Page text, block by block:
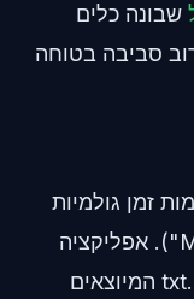
שבונה כלים
סביבה בטוחה
זמן גולמיות
והודעות מערכת (כמו "Media omitted"). אפליקציה
ייעודית יודעת בדיוק איך לקרוא קבצי .txt המיוצאים